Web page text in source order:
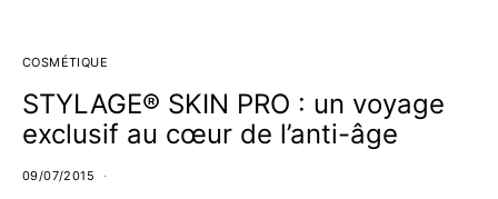
COSMÉTIQUE
STYLAGE® SKIN PRO : un voyage
exclusif au cœur de l’anti-âge
09/07/2015